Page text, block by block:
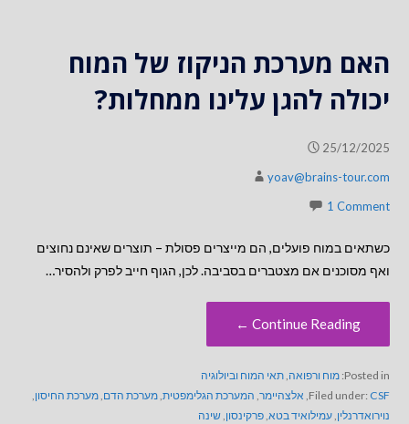
האם מערכת הניקוז של המוח
יכולה להגן עלינו ממחלות?
25/12/2025
yoav@brains-tour.com
1 Comment
כשתאים במוח פועלים, הם מייצרים פסולת – תוצרים שאינם נחוצים
ואף מסוכנים אם מצטברים בסביבה. לכן, הגוף חייב לפרק ולהסיר…
Continue Reading ←
Posted in: מוח ורפואה,תאי המוח וביולוגיה
Filed under: CSF
, אלצהיימר, המערכת הגלימפטית,מערכת הדם,מערכת החיסון,
נוירואדרנלין,עמילואיד בטא,פרקינסון,שינה